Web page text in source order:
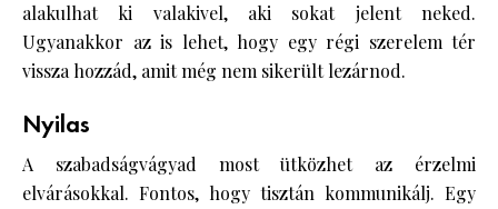
alakulhat ki valakivel, aki sokat jelent neked.
Ugyanakkor az is lehet, hogy egy régi szerelem tér
vissza hozzád, amit még nem sikerült lezárnod.
Nyilas
A szabadságvágyad most ütközhet az érzelmi
elvárásokkal. Fontos, hogy tisztán kommunikálj. Egy